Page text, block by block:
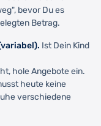
bevor Du es
Betrag.
Ist Dein Kind
hole Angebote ein.
heute keine
verschiedene